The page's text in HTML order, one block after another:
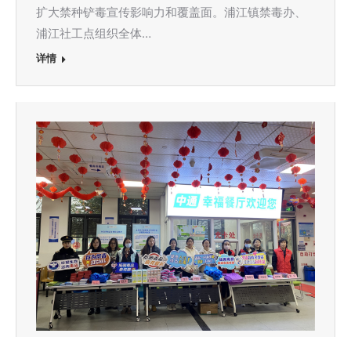
扩大禁种铲毒宣传影响力和覆盖面。浦江镇禁毒办、
浦江社工点组织全体…
详情